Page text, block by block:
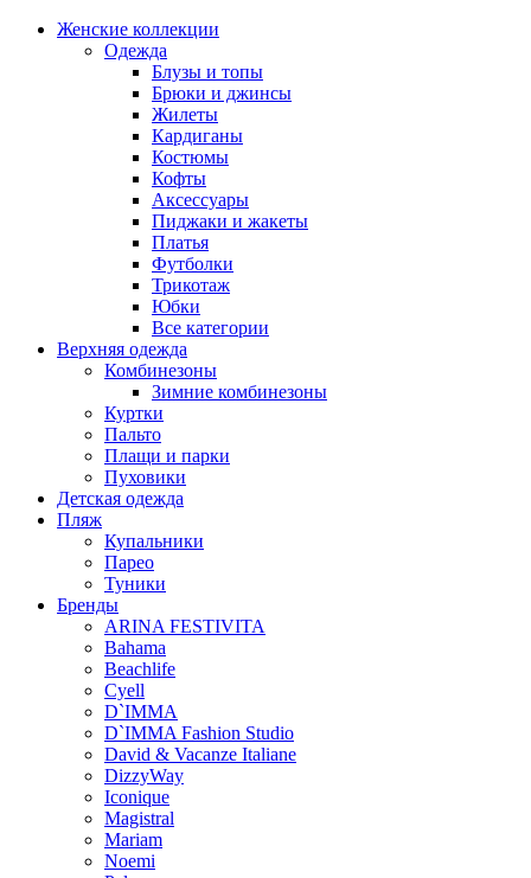
Женские коллекции
Одежда
Блузы и топы
Брюки и джинсы
Жилеты
Кардиганы
Костюмы
Кофты
Аксессуары
Пиджаки и жакеты
Платья
Футболки
Трикотаж
Юбки
Все категории
Верхняя одежда
Комбинезоны
Зимние комбинезоны
Куртки
Пальто
Плащи и парки
Пуховики
Детская одежда
Пляж
Купальники
Парео
Туники
Бренды
ARINA FESTIVITA
Bahama
Beachlife
Cyell
D`IMMA
D`IMMA Fashion Studio
David & Vacanze Italiane
DizzyWay
Iconique
Magistral
Mariam
Noemi